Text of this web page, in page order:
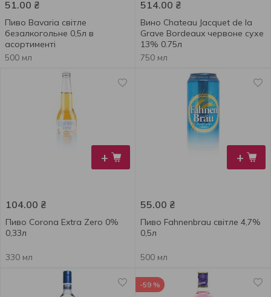
51.00 ₴
Пиво Bavaria світле
безалкогольне 0,5л в
асортименті
500 мл
514.00 ₴
Вино Chateau Jacquet de la
Grave Bordeaux червоне сухе
13% 0.75л
750 мл
+
104.00 ₴
Пиво Corona Extra Zero 0%
0,33л
330 мл
+
55.00 ₴
Пиво Fahnenbrau світле 4,7%
0,5л
500 мл
-59 %